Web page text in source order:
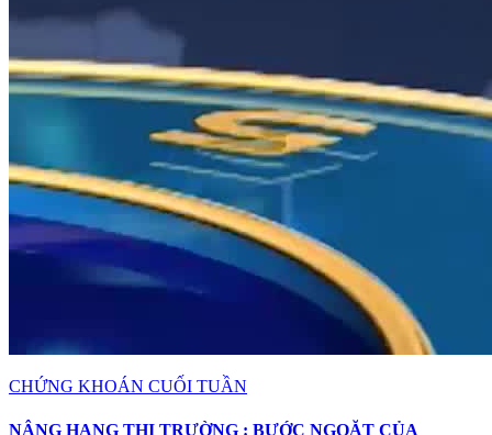
CHỨNG KHOÁN CUỐI TUẦN
NÂNG HẠNG THỊ TRƯỜNG : BƯỚC NGOẶT CỦA